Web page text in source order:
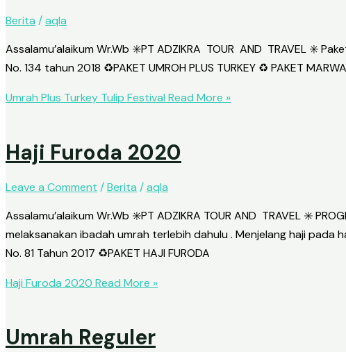
Berita /aqla
Assalamu’alaikum Wr.Wb ✳️PT ADZIKRA TOUR AND TRAVEL ✳️
No. 134 tahun 2018 ♻️PAKET UMROH PLUS TURKEY ♻️ PAKET
Umrah Plus Turkey Tulip Festival Read More »
Haji Furoda 2020
Leave a Comment /Berita /aqla
Assalamu’alaikum Wr.Wb ✳️PT ADZIKRA TOUR AND TRAVEL ✳️
melaksanakan ibadah umrah terlebih dahulu . Menjelang haji pada
No. 81 Tahun 2017 ♻️PAKET HAJI FURODA
Haji Furoda 2020 Read More »
Umrah Reguler